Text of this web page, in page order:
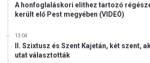
A honfoglaláskori elithez tartozó
került elő Pest megyében (VIDEÓ)
13:04
II. Szixtusz és Szent Kajetán, két szent,
utat választották